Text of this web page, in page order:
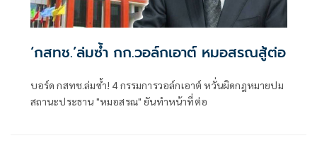
‘กสทช.’ล่มซํ้า กก.วอล์กเอาต์ หมอสรณสู้ต่อ
บอร์ด กสทช.ล่มซ้ำ! 4 กรรมการวอล์กเอาต์ หวั่นผิดกฎหมายปม
สถานะประธาน "หมอสรณ" ยันทำหน้าที่ต่อ